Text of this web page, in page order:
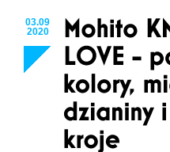
03.09
2020